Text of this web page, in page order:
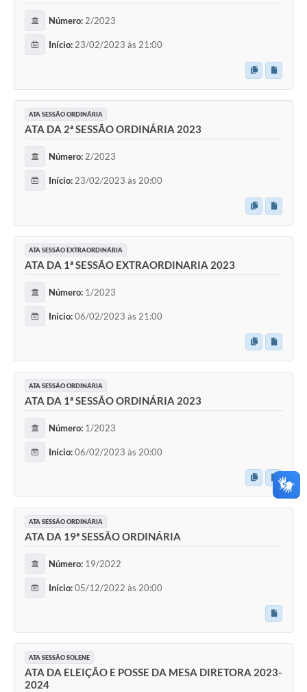
Número: 2/2023
Início: 23/02/2023 às 21:00
ATA SESSÃO ORDINÁRIA
ATA DA 2ª SESSÃO ORDINÁRIA 2023
Número: 2/2023
Início: 23/02/2023 às 20:00
ATA SESSÃO EXTRAORDINÁRIA
ATA DA 1ª SESSÃO EXTRAORDINARIA 2023
Número: 1/2023
Início:06/02/2023 às 21:00
ATA SESSÃO ORDINÁRIA
ATA DA 1ª SESSÃO ORDINÁRIA 2023
Número: 1/2023
Início:06/02/2023 às 20:00
ATA SESSÃO ORDINÁRIA
ATA DA 19ª SESSÃO ORDINÁRIA
Número: 19/2022
Início:05/12/2022 às 20:00
ATA SESSÃO SOLENE
ATA DA ELEIÇÃO E POSSE DA MESA DIRETORA 2023-
2024